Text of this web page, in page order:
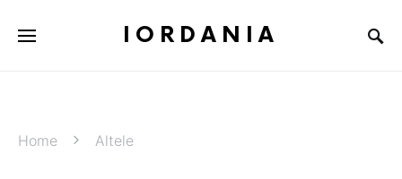
IORDANIA
Home Altele